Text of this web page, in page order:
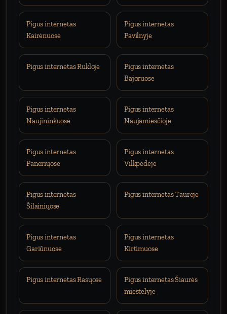
Pigus internetas
Kairėnuose
Pigus internetas
Pavilnyje
Pigus internetas Rukloje
Pigus internetas
Bajoruose
Pigus internetas
Naujininkuose
Pigus internetas
Naujamiesčioje
Pigus internetas
Paneriųose
Pigus internetas
Vilkpėdėje
Pigus internetas
Šilainiųose
Pigus internetas Taurėje
Pigus internetas
Gariūnuose
Pigus internetas
Kirtimuose
Pigus internetas Rasųose
Pigus internetas Šiaurės
miestelyje